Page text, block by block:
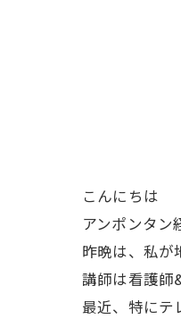
こんにちは
アンポンタン
昨晩は、私が
講師は看護師
最近、特にテ